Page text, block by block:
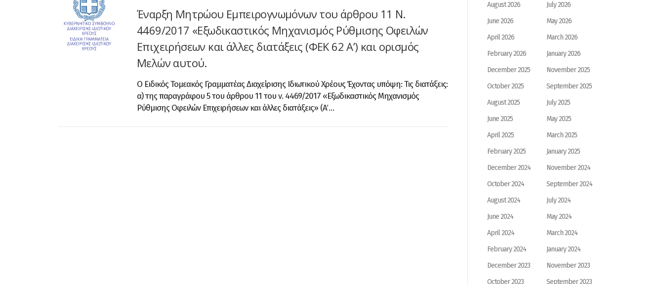
Έναρξη Μητρώου Εμπειρογνωμόνων του άρθρου 11 Ν.
4469/2017 «Εξωδικαστικός Μηχανισμός Ρύθμισης Οφειλών
Επιχειρήσεων και άλλες διατάξεις (ΦΕΚ 62 Α’) και ορισμός
Μελών αυτού.
Ο Ειδικός Τομεακός Γραμματέας Διαχείρισης Ιδιωτικού Χρέους Έχοντας υπόψη: Τις διατάξεις:
α) της παραγράφου 5 του άρθρου 11 του ν. 4469/2017 «Εξωδικαστικός Μηχανισμός
Ρύθμισης Οφειλών Επιχειρήσεων και άλλες διατάξεις» (Α΄ …
August 2026
July 2026
June 2026
May 2026
April 2026
March 2026
February 2026
January 2026
December 2025
November 2025
October 2025
September 2025
August 2025
July 2025
June 2025
May 2025
April 2025
March 2025
February 2025
January 2025
December 2024
November 2024
October 2024
September 2024
August 2024
July 2024
June 2024
May 2024
April 2024
March 2024
February 2024
January 2024
December 2023
November 2023
October 2023
September 2023